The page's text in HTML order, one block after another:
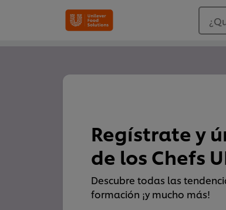
Regístrate y
de los Chefs
Descubre todas las
formación ¡y mucho más!